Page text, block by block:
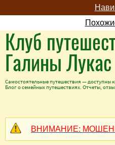
Клуб
Галины Лукас
Самостоятельные путешествия — доступны
Блог о семейных путешествиях. Отчеты,
ВНИМАНИЕ: